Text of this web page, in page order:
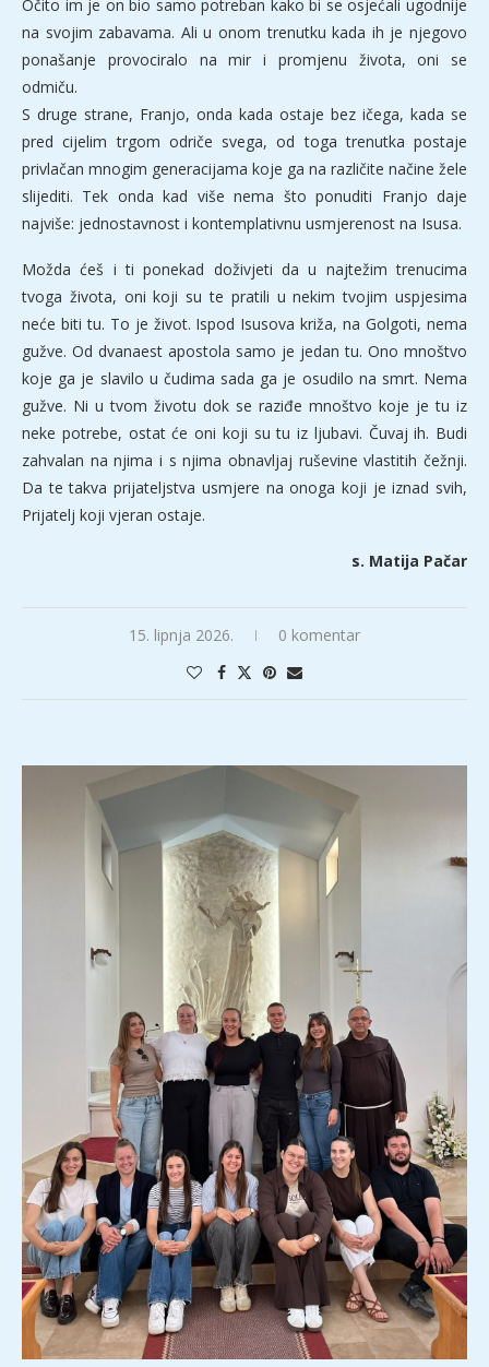
Očito im je on bio samo potreban kako bi se osjećali ugodnije
na svojim zabavama. Ali u onom trenutku kada ih je njegovo
ponašanje provociralo na mir i promjenu života, oni se
odmiču.
S druge strane, Franjo, onda kada ostaje bez ičega, kada se
pred cijelim trgom odriče svega, od toga trenutka postaje
privlačan mnogim generacijama koje ga na različite načine žele
slijediti. Tek onda kad više nema što ponuditi Franjo daje
najviše: jednostavnost i kontemplativnu usmjerenost na Isusa.
Možda ćeš i ti ponekad doživjeti da u najtežim trenucima
tvoga života, oni koji su te pratili u nekim tvojim uspjesima
neće biti tu. To je život. Ispod Isusova križa, na Golgoti, nema
gužve. Od dvanaest apostola samo je jedan tu. Ono mnoštvo
koje ga je slavilo u čudima sada ga je osudilo na smrt. Nema
gužve. Ni u tvom životu dok se raziđe mnoštvo koje je tu iz
neke potrebe, ostat će oni koji su tu iz ljubavi. Čuvaj ih. Budi
zahvalan na njima i s njima obnavljaj ruševine vlastitih čežnji.
Da te takva prijateljstva usmjere na onoga koji je iznad svih,
Prijatelj koji vjeran ostaje.
s. Matija Pačar
15. lipnja 2026. 0 komentar